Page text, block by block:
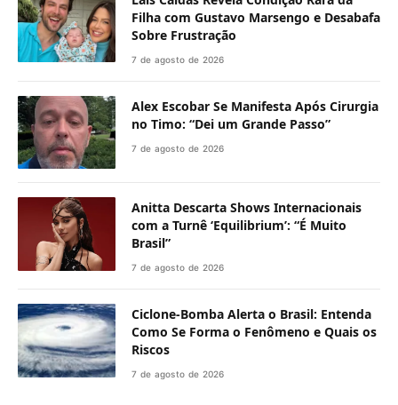
Filha com Gustavo Marsengo e Desabafa
Sobre Frustração
7 de agosto de 2026
Alex Escobar Se Manifesta Após Cirurgia
no Timo: “Dei um Grande Passo”
7 de agosto de 2026
Anitta Descarta Shows Internacionais
com a Turnê ‘Equilibrium’: “É Muito
Brasil”
7 de agosto de 2026
Ciclone-Bomba Alerta o Brasil: Entenda
Como Se Forma o Fenômeno e Quais os
Riscos
7 de agosto de 2026